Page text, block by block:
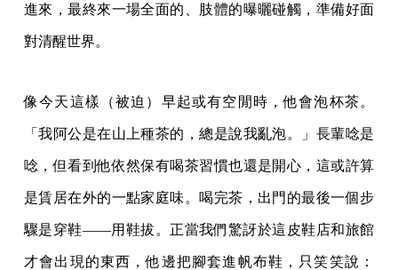
進來，最終來一場全面的、肢體的曝曬碰觸，準備好面
對清醒世界。
像今天這樣（被迫）早起或有空閒時，他會泡杯茶。
「我阿公是在山上種茶的，總是說我亂泡。」長輩唸是
唸，但看到他依然保有喝茶習慣也還是開心，這或許算
是賃居在外的一點家庭味。喝完茶，出門的最後一個步
驟是穿鞋——用鞋拔。正當我們驚訝於這皮鞋店和旅館
才會出現的東西，他邊把腳套進帆布鞋，只笑笑說：